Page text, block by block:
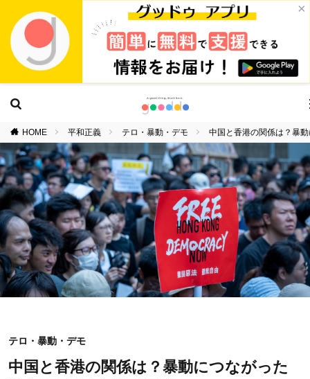
×
HOME 平和正義 テロ・暴動・デモ 中国と香港の関係は？暴
テロ・暴動・デモ
中国と香港の関係は？暴動につながった